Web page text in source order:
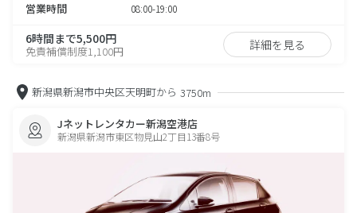
営業時間 08:00-19:00
6時間まで5,500円
免責補償制度1,100円 詳細を見る
新潟県新潟市中央区天明町から 3750m
Jネットレンタカー新潟空港店
新潟県新潟市東区物見山2丁目13番8号